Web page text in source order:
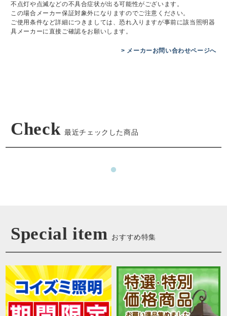
不点灯や点滅などの不具合症状が出る可能性がございます。
この場合メーカー保証対象外になりますのでご注意ください。
ご使用条件など詳細につきましては、恐れ入りますが事前に該当照明器
具メーカーに直接ご確認をお願いします。
> メーカーお問い合わせページへ
Check 最近チェックした商品
Special item おすすめ特集